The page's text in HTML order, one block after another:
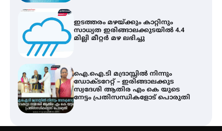
ഐ.ഐ.ടി മദ്രാസ്സിൽ നിന്നും
ഡോക്ടറേറ്റ് – ഇരിങ്ങാലക്കുട
സ്വദേശി ആതിര എം കെ യുടെ
നേട്ടം പ്രതിസന്ധികളോട് പൊരുതി
ട്യുണീഷ്യൻ ചിത്രം ” ദി വോയിസ്
ഓഫ് ഹിന്ദ് റജബ് ” ഇരിങ്ങാലക്കുട
ഫിലിം സൊസൈറ്റി ആഗസ്റ്റ് 7
വെള്ളിയാഴ്ച സ്‌ക്രീൻ ചെയ്യുന്നു